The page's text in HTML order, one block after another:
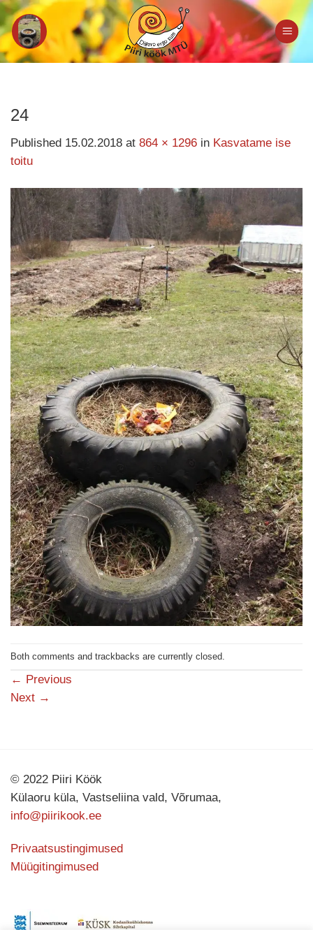
Skip
to
content
24
Published 15.02.2018 at 864 × 1296 in Kasvatame ise
toitu
Both comments and trackbacks are currently closed.
← Previous
Next →
© 2022 Piiri Köök
Külaoru küla, Vastseliina vald, Võrumaa,
info@piirikook.ee
Privaatsustingimused
Müügitingimused